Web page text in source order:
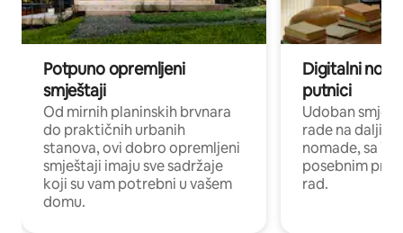
Potpuno opremljeni
smještaji
Od mirnih planinskih brvnara
do praktičnih urbanih
stanova, ovi dobro opremljeni
smještaji imaju sve sadržaje
koji su vam potrebni u vašem
domu.
Digitalni
putnici
Udoban
rade na
nomade, sa
posebnim
rad.